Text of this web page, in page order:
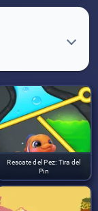
Rescate del Pez: Tira del
Pin